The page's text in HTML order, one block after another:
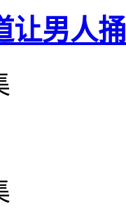
让男人捅